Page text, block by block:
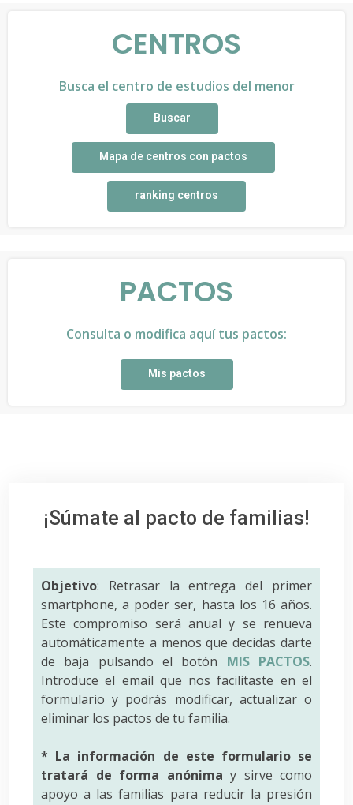
CENTROS
Busca el centro de estudios del menor
Buscar
Mapa de centros con pactos
ranking centros
PACTOS
Consulta o modifica aquí tus pactos:
Mis pactos
¡Súmate al pacto de familias!
Objetivo: Retrasar la entrega del primer
smartphone, a poder ser, hasta los 16 años.
Este compromiso será anual y se renueva
automáticamente a menos que decidas darte
de baja pulsando el botón MIS PACTOS.
Introduce el email que nos facilitaste en el
formulario y podrás modificar, actualizar o
eliminar los pactos de tu familia.
* La información de este formulario se
tratará de forma anónima y sirve como
apoyo a las familias para reducir la presión